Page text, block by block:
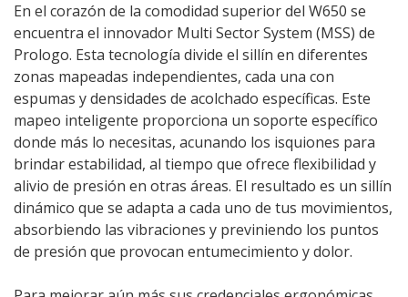
En el corazón de la comodidad superior del W650 se
encuentra el innovador Multi Sector System (MSS) de
Prologo. Esta tecnología divide el sillín en diferentes
zonas mapeadas independientes, cada una con
espumas y densidades de acolchado específicas. Este
mapeo inteligente proporciona un soporte específico
donde más lo necesitas, acunando los isquiones para
brindar estabilidad, al tiempo que ofrece flexibilidad y
alivio de presión en otras áreas. El resultado es un sillín
dinámico que se adapta a cada uno de tus movimientos,
absorbiendo las vibraciones y previniendo los puntos
de presión que provocan entumecimiento y dolor.